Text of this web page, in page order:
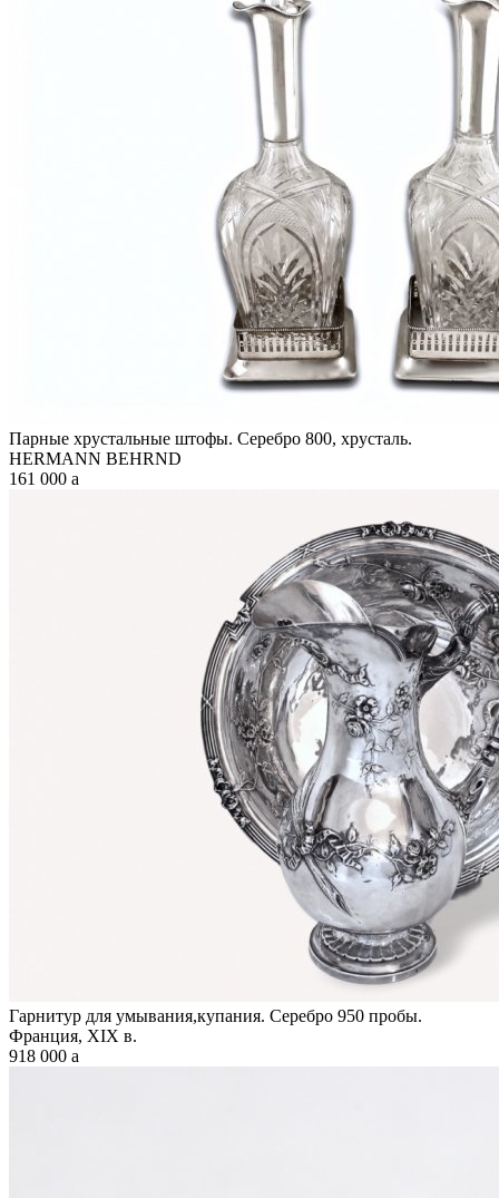
Парные хрустальные штофы. Серебро 800, хрусталь.
HERMANN BEHRND
161 000 a
Гарнитур для умывания,купания. Серебро 950 пробы.
Франция, XIX в.
918 000 a